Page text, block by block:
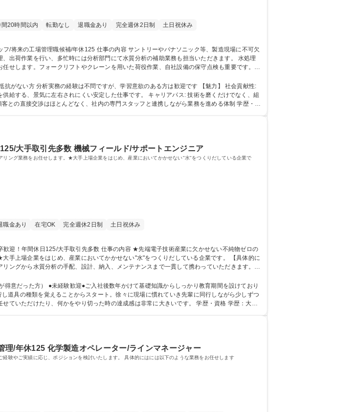
20時間以内 転勤なし 退職金あり 完全週休2日制 土日祝休み
作業を行い、多忙時には分析部門にて水質分析の補助業務も担当いただきます。 水処理
せします。フォークリフトやクレーンを用いた荷役作業、自社設備の保守点検も重要です。
ポートにも携わっていただきます。現場実務からスタートし、将来的には生産計画の立案や工
」としての成長を期待しています。 募集職種 【京都/長岡京】再生樹脂の管理・技術スタッフ/将来の工場管理職候補/年休125
析実務の経験は不問ですが、学習意欲のある方は歓迎です 【魅力】 社会貢献性:
給する、景気に左右されにくい安定した仕事です。 キャリアパス: 技術を磨くだけでなく、組
直接交渉はほとんどなく、社内の専門スタッフと連携しながら業務を進める体制 学歴・資
大手取引先多数 機械フィールド/サポートエンジニア
ング業務をお任せします。★大手上場企業をはじめ、産業においてかかせない"水"をつくりだしている企業で
職金あり 在宅OK 完全週休2日制 土日祝休み
企業をはじめ、産業においてかかせない"水"をつくりだしている企業です。 【具体的に
ングから水質分析の手配、設計、納入、メンテナンスまで一貫して携わっていただきます。※
製造装置 ●飲料水、化粧品の原料として使われる水の浄化装置 ●各種工場の排水から不純物を
系卒歓迎！年間休日125/大手取引先多数
意だった方） ●未経験歓迎●ご入社後数年かけて基礎知識からしっかり教育期間を設けており
たり、何かをやり切った時の達成感は非常に大きいです。 学歴・資格 学歴：大学
理/年休125 化学製造オペレーター/ラインマネージャー
験やご実績に応じ、ポジションを検討いたします。 具体的にはには以下のような業務をお任せします